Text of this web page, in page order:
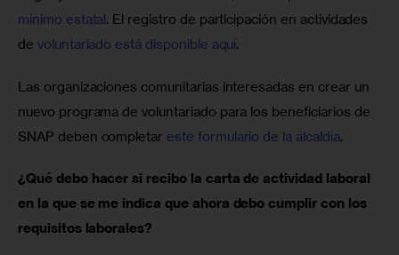
mínimo estatal. El registro de participación en actividades
de voluntariado está disponible aquí.
Las organizaciones comunitarias interesadas en crear un
nuevo programa de voluntariado para los beneficiarios de
SNAP deben completar este formulario de la alcaldía.
¿Qué debo hacer si recibo la carta de actividad laboral
en la que se me indica que ahora debo cumplir con los
requisitos laborales?